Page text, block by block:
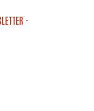
LA BIBLIOTHÈQUE
-